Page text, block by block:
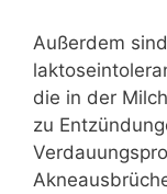
Außerdem
die in der
zu